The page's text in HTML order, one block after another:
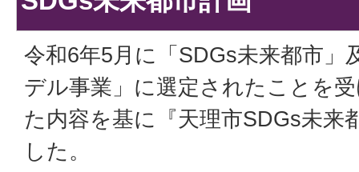
令和6年5月に「SDGs未来都市」
デル事業」に選定されたことを
た内容を基に『天理市SDGs未来
した。